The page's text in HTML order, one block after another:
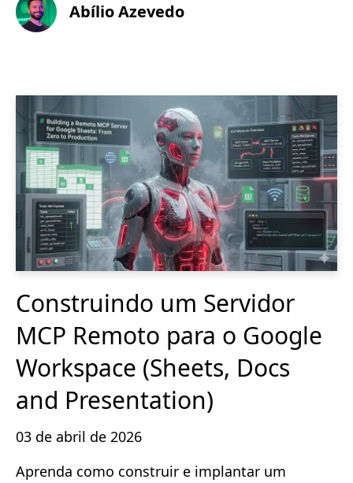
Abílio Azevedo
Construindo um Servidor
MCP Remoto para o Google
Workspace (Sheets, Docs
and Presentation)
03 de abril de 2026
Aprenda como construir e implantar um